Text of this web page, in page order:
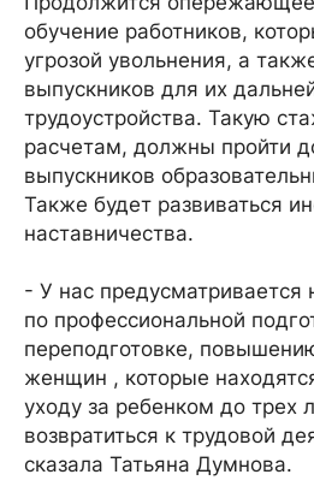
обучение работников,
угрозой увольнения, а
выпускников для их
трудоустройства. Такую
расчетам, должны пройти
выпускников
Также будет развиваться
наставничества.
- У нас предусматривается
по профессиональной
переподготовке,
женщин , которые
уходу за ребенком до трех
возвратиться к трудовой
сказала Татьяна Думнова.